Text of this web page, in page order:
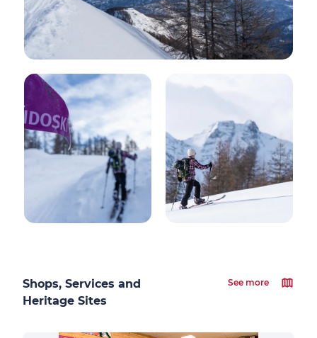
Shops, Services and
Heritage Sites
See more